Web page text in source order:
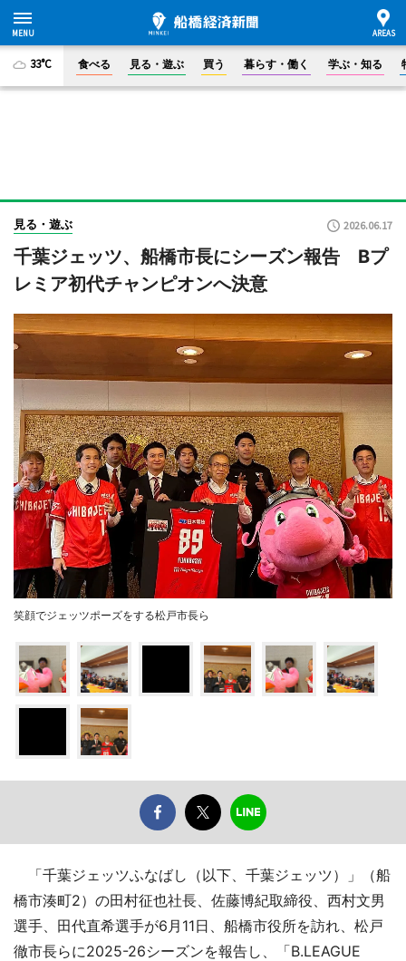
33°C 食べる 見る・遊ぶ 買う 暮らす・働く 学ぶ・知る
見る・遊ぶ 2026.06.17
千葉ジェッツ、船橋市長にシーズン報告 Bプ
レミア初代チャンピオンへ決意
笑顔でジェッツポーズをする松戸市長ら
「千葉ジェッツふなばし（以下、千葉ジェッツ）」（船
橋市湊町2）の田村征也社長、佐藤博紀取締役、西村文男
選手、田代直希選手が6月11日、船橋市役所を訪れ、松戸
徹市長らに2025-26シーズンを報告し、「B.LEAGUE